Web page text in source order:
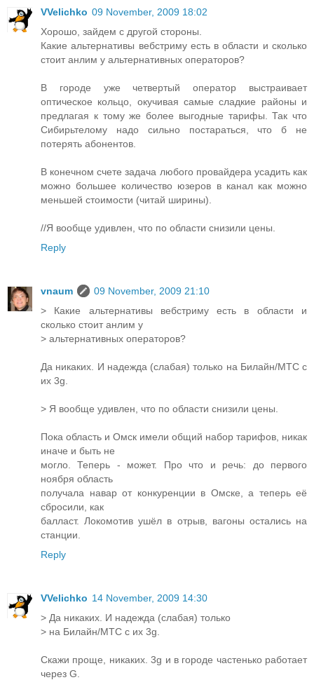
VVelichko 09 November, 2009 18:02
Хорошо, зайдем с другой стороны.
Какие альтернативы вебстриму есть в области и сколько
стоит анлим у альтернативных операторов?
В городе уже четвертый оператор выстраивает
оптическое кольцо, окучивая самые сладкие районы и
предлагая к тому же более выгодные тарифы. Так что
Сибирьтелому надо сильно постараться, что б не
потерять абонентов.
В конечном счете задача любого провайдера усадить как
можно большее количество юзеров в канал как можно
меньшей стоимости (читай ширины).
//Я вообще удивлен, что по области снизили цены.
Reply
vnaum
09 November, 2009 21:10
> Какие альтернативы вебстриму есть в области и
сколько стоит анлим у
> альтернативных операторов?
Да никаких. И надежда (слабая) только на Билайн/МТС с
их 3g.
> Я вообще удивлен, что по области снизили цены.
Пока область и Омск имели общий набор тарифов, никак
иначе и быть не
могло. Теперь - может. Про что и речь: до первого
ноября область
получала навар от конкуренции в Омске, а теперь её
сбросили, как
балласт. Локомотив ушёл в отрыв, вагоны остались на
станции.
Reply
VVelichko 14 November, 2009 14:30
> Да никаких. И надежда (слабая) только
> на Билайн/МТС с их 3g.
Скажи проще, никаких. 3g и в городе частенько работает
через G.